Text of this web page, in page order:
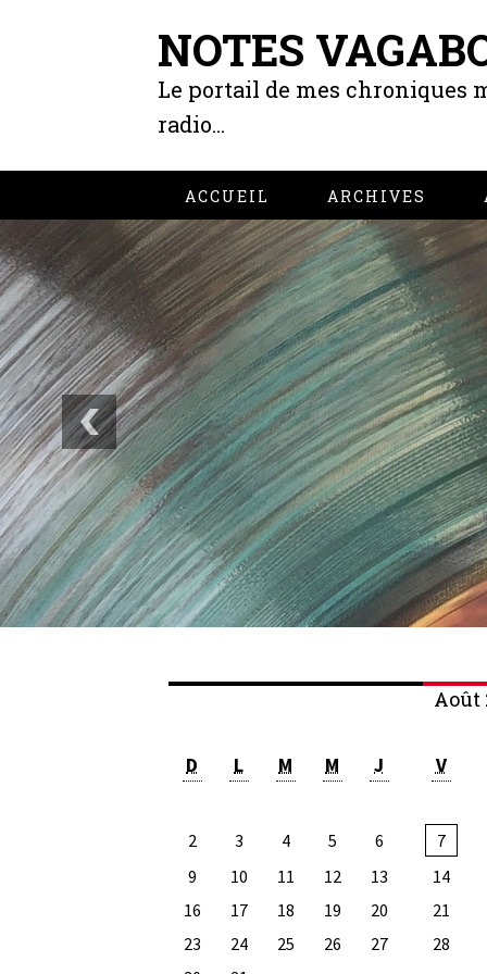
NOTES
Le portail de mes chroniques
radio...
ACCUEIL ARCHIVES
Août
D L M M J V
2 3 4 5 6
7
9
10 11 12 13
14
16
17 18 19 20
21
23
24 25 26 27
28